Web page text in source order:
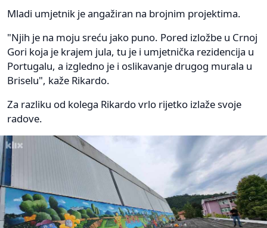
Mladi umjetnik je angažiran na brojnim projektima.
"Njih je na moju sreću jako puno. Pored izložbe u Crnoj
Gori koja je krajem jula, tu je i umjetnička rezidencija u
Portugalu, a izgledno je i oslikavanje drugog murala u
Briselu", kaže Rikardo.
Za razliku od kolega Rikardo vrlo rijetko izlaže svoje
radove.